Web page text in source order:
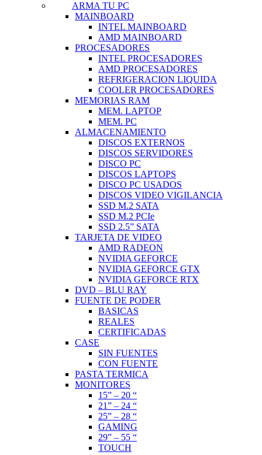
ARMA TU PC
MAINBOARD
INTEL MAINBOARD
AMD MAINBOARD
PROCESADORES
INTEL PROCESADORES
AMD PROCESADORES
REFRIGERACION LIQUIDA
COOLER PROCESADORES
MEMORIAS RAM
MEM. LAPTOP
MEM. PC
ALMACENAMIENTO
DISCOS EXTERNOS
DISCOS SERVIDORES
DISCO PC
DISCOS LAPTOPS
DISCO PC USADOS
DISCOS VIDEO VIGILANCIA
SSD M.2 SATA
SSD M.2 PCIe
SSD 2.5” SATA
TARJETA DE VIDEO
AMD RADEON
NVIDIA GEFORCE
NVIDIA GEFORCE GTX
NVIDIA GEFORCE RTX
DVD – BLU RAY
FUENTE DE PODER
BASICAS
REALES
CERTIFICADAS
CASE
SIN FUENTES
CON FUENTE
PASTA TERMICA
MONITORES
15” – 20 “
21” – 24 “
25” – 28 “
GAMING
29” – 55 “
TOUCH